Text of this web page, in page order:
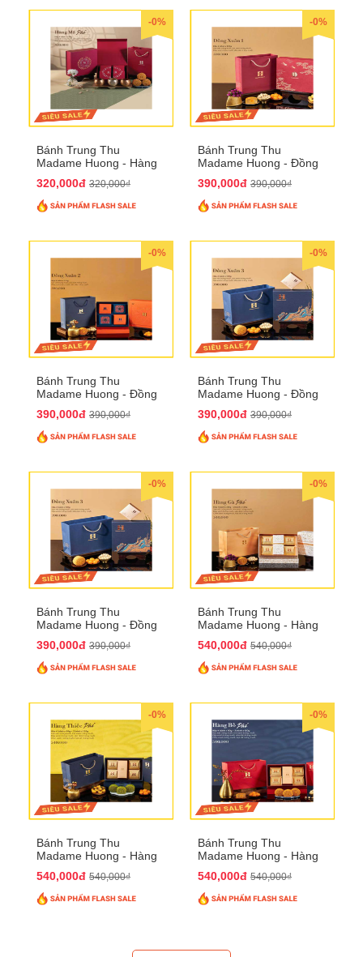
-0%
Bánh Trung Thu
Madame Huong - Hàng
320,000đ 320,000₫
-0%
Bánh Trung Thu
Madame Huong - Đồng
390,000đ 390,000₫
-0%
Bánh Trung Thu
Madame Huong - Đồng
390,000đ 390,000₫
-0%
Bánh Trung Thu
Madame Huong - Đồng
390,000đ 390,000₫
-0%
Bánh Trung Thu
Madame Huong - Đồng
390,000đ 390,000₫
-0%
Bánh Trung Thu
Madame Huong - Hàng
540,000đ 540,000₫
-0%
Bánh Trung Thu
Madame Huong - Hàng
540,000đ 540,000₫
-0%
Bánh Trung Thu
Madame Huong - Hàng
540,000đ 540,000₫